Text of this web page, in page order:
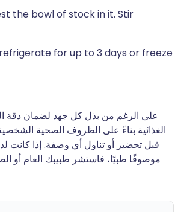
the bowl of stock in it. Stir
for up to 3 days or freeze
على الرغم من بذل كل جهد لضمان دقة
الغذائية بناءً على الظروف الصحية
قبل تحضير أو تناول أي وصفة. إذا كانت
موصوفًا طبيًا، فاستشر طبيبك العام أو